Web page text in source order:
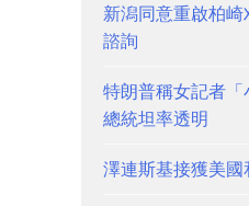
新潟同意重啟柏
諮詢
特朗普稱女記者「
總統坦率透明
澤連斯基接獲美